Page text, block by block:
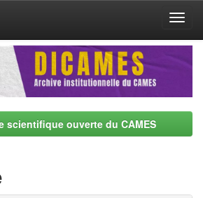
scientifique ouverte du CAMES